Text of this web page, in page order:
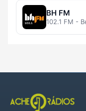
BH FM
102.1 FM -